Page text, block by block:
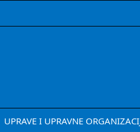
UPRAVE I UPRAVNE